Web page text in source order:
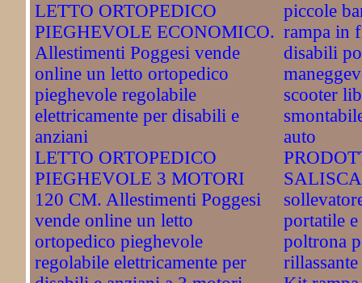
LETTO ORTOPEDICO
PIEGHEVOLE ECONOMICO.
Allestimenti Poggesi vende
online un letto ortopedico
pieghevole regolabile
elettricamente per disabili e
anziani
LETTO ORTOPEDICO
PIEGHEVOLE 3 MOTORI
120 CM. Allestimenti Poggesi
vende online un letto
ortopedico pieghevole
regolabile elettricamente per
piccole
rampa in
disabili
scooter
auto
portatile
poltrona